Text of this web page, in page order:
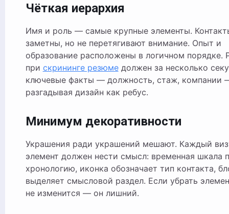
Чёткая иерархия
Имя и роль — самые крупные элементы.
заметны, но не перетягивают внимание. Опыт и
образование расположены в логичном порядке.
при скрининге резюмедолжен за несколько
ключевые факты — должность, стаж, компании
разгадывая дизайн как ребус.
Минимум декоративности
Украшения ради украшений мешают. Каждый
элемент должен нести смысл: временная шкала
хронологию, иконка обозначает тип контакта,
выделяет смысловой раздел. Если убрать
не изменится — он лишний.